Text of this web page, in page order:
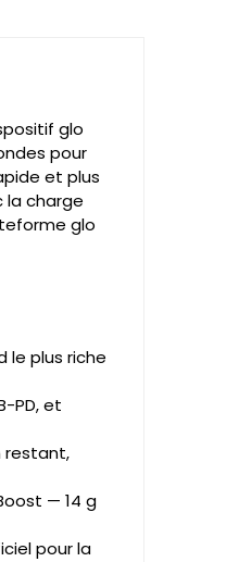
glo
pour
et plus
la charge
glo
le plus riche
PD, et
restant,
— 14 g
pour la